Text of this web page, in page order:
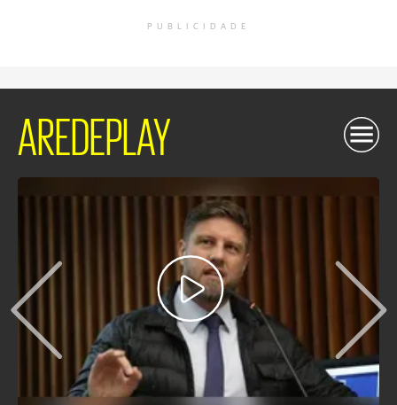
PUBLICIDADE
AREDEPLAY